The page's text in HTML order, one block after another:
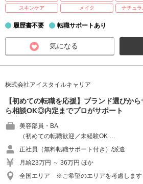
スキンケア
メイク ナチュラ
履歴書不要 転職サポートあり
気になる
株式会社アイスタイルキャリア
【初めての転職を応援】ブランド選びか
ら相談OK◎内定までプロがサポート
美容部員・BA
（初めての転職歓迎／未経験OK …
正社員（無料転職サポート付き）/派遣
月給23万円 ～ 36万円 ほか
全国エリア ※ご希望のエリアを考慮します